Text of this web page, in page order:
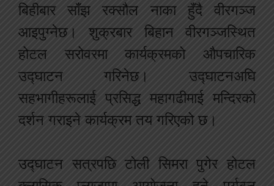
बिहीबार साँझ रक्सौल नाका हुँदै वीरगञ्ज
आइपुग्नेछ। शुक्रबार बिहान वीरगञ्जस्थित
होटल सरोवरमा कार्यक्रमको औपचारिक
उद्घाटन गरिनेछ। उद्घाटनअघि
सहभागीहरूलाई प्रसिद्ध महागढीमाई मन्दिरको
दर्शन गराइने कार्यक्रम तय गरिएको छ।
उद्घाटन सत्रपछि टोली सिमरा पुगेर होटल